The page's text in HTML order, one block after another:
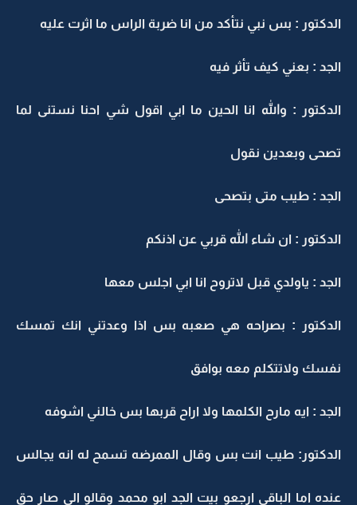
الدكتور : بس نبي نتأكد من انا ضربة الراس ما اثرت عليه
الجد : بعني كيف تأثر فيه
الدكتور : والله انا الحين ما ابي اقول شي احنا نستنى لما
تصحى وبعدين نقول
الجد : طيب متى بتصحى
الدكتور : ان شاء الله قربي عن اذنكم
الجد : ياولدي قبل لاتروح انا ابي اجلس معها
الدكتور : بصراحه هي صعبه بس اذا وعدتني انك تمسك
نفسك ولاتتكلم معه بوافق
الجد : ايه مارح الكلمها ولا اراح قربها بس خالني اشوفه
الدكتور: طيب انت بس وقال الممرضه تسمح له انه يجالس
عنده اما الباقي ارجعو بيت الجد ابو محمد وقالو الي صار حق